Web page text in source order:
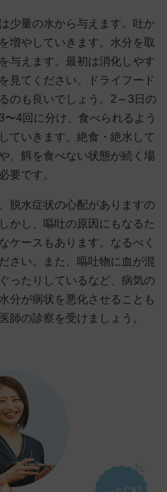
少量の水から与えます。吐か
増やしていきます。水分を取
与えます。最初は消化しやす
見てください。ドライフード
のも良いでしょう。2～3日の
4回に分け、食べられるよう
ていきます。絶食・絶水して
、餌を食べない状態が続く場
要です。
脱水症状の心配がありますの
かし、嘔吐の原因にもなるた
ケースもあります。なるべく
さい。また、嘔吐物に血が混
ったりしているなど、病気の
分が病状を悪化させることも
師の診察を受けましょう。